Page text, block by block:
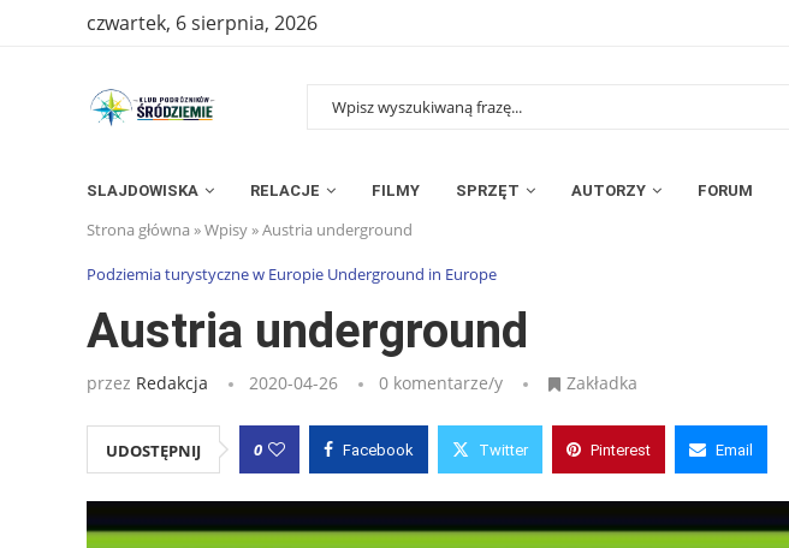
czwartek, 6 sierpnia, 2026
SLAJDOWISKA RELACJE FILMY SPRZĘT AUTORZY FORUM
Strona główna »Wpisy»Austria underground
Podziemia turystyczne w Europie Underground in Europe
Austria underground
przez Redakcja 2020-04-26 0 komentarze/y Zakładka
UDOSTĘPNIJ 0 Facebook Twitter Pinterest Email